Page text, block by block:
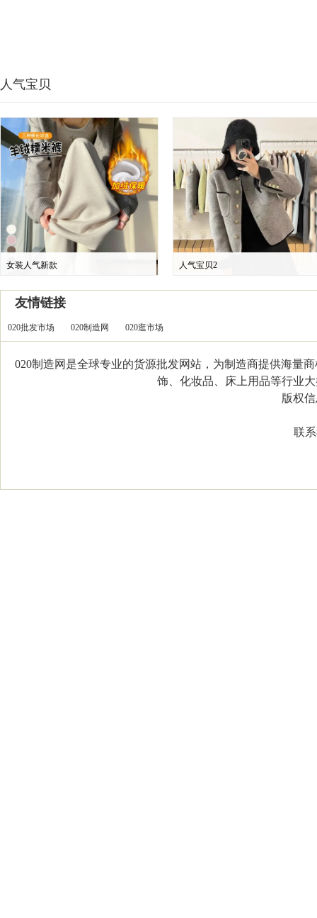
人气宝贝
女装人气新款 人气宝贝2
友情链接
020批发市场 020制造网 020逛市场
020制造网是全球专业的货源批发网站，为制造商提供海量
饰、化妆品、床上用品等行业
版权信
联